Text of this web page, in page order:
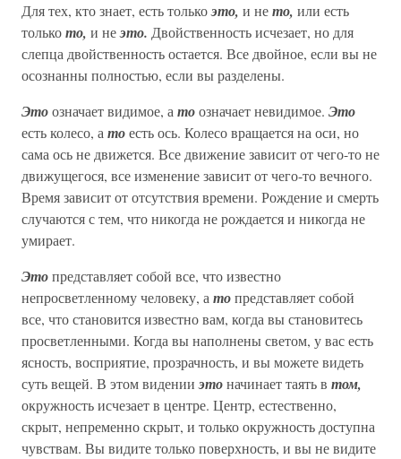
Для тех, кто знает, есть толькоэто, и нето, или есть
толькото, и неэто. Двойственность исчезает, но для
слепца двойственность остается. Все двойное, если вы не
осознанны полностью, если вы разделены.
Этоозначает видимое, а тоозначает невидимое. Это
есть колесо, а тоесть ось. Колесо вращается на оси, но
сама ось не движется. Все движение зависит от чего-то не
движущегося, все изменение зависит от чего-то вечного.
Время зависит от отсутствия времени. Рождение и смерть
случаются с тем, что никогда не рождается и никогда не
умирает.
Этопредставляет собой все, что известно
непросветленному человеку, а топредставляет собой
все, что становится известно вам, когда вы становитесь
просветленными. Когда вы наполнены светом, у вас есть
ясность, восприятие, прозрачность, и вы можете видеть
суть вещей. В этом виденииэтоначинает таять в том,
окружность исчезает в центре. Центр, естественно,
скрыт, непременно скрыт, и только окружность доступна
чувствам. Вы видите только поверхность, и вы не видите